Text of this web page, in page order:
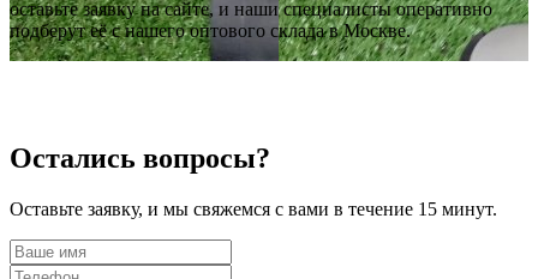
‹ ›
OEM: 8P4839916
оставьте заявку на сайте, и наши специалисты оперативно
подберут её с нашего оптового склада в Москве.
Остались вопросы?
Оставьте заявку, и мы свяжемся с вами в течение 15 минут.